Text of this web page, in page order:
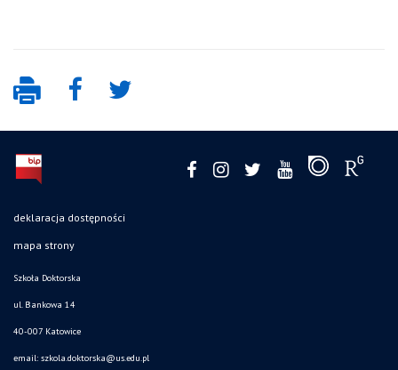
deklaracja dostępności
mapa strony
Szkoła Doktorska
ul. Bankowa 14
40-007 Katowice
email: szkola.doktorska@us.edu.pl